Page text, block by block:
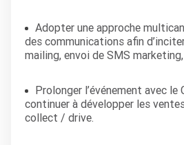
Adopter une approche
des communications afin
mailing, envoi de SMS
Prolonger l’événement avec le
continuer à développer les
collect / drive.